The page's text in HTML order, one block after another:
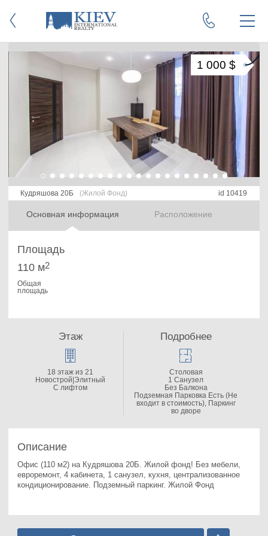
Кудряшова 20Б (Жилой Фонд) id 10419
Основная информация Расположение
1 000 $
Площадь
110 м2
Общая
площадь
Описание
Офис (110 м2) на Кудряшова 20Б. Жилой фонд! Без мебели,
евроремонт, 4 кабинета, 1 санузел, кухня, централизованное
кондиционирование. Подземный паркинг. Жилой Фонд
Этаж
18 этаж из 21
Новострой|Элитный
С лифтом
Подробнее
Столовая
1 Санузел
Без Балкона
Подземная Парковка Есть (Не
входит в стоимость), Паркинг
во дворе